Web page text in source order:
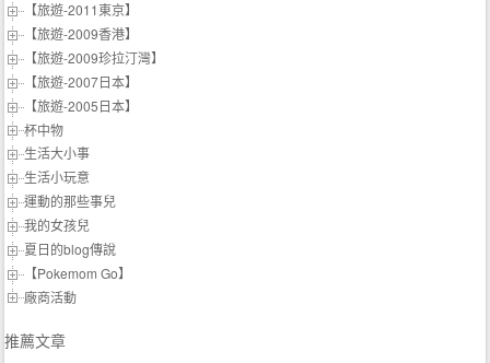
【旅遊-2011東京】
【旅遊-2009香港】
【旅遊-2009珍拉汀灣】
【旅遊-2007日本】
【旅遊-2005日本】
杯中物
生活大小事
生活小玩意
運動的那些事兒
我的女孩兒
夏日的blog傳說
【Pokemom Go】
廠商活動
推薦文章